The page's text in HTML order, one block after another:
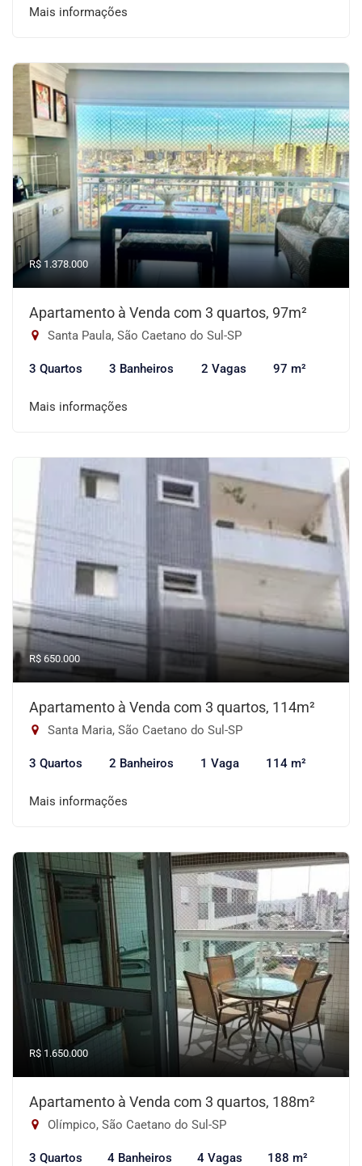
Mais informações
R$ 1.378.000
Apartamento à Venda com 3 quartos, 97m²
Santa Paula, São Caetano do Sul-SP
3 Quartos 3 Banheiros 2 Vagas 97 m²
Mais informações
R$ 650.000
Apartamento à Venda com 3 quartos, 114m²
Santa Maria, São Caetano do Sul-SP
3 Quartos 2 Banheiros 1 Vaga 114 m²
Mais informações
R$ 1.650.000
Apartamento à Venda com 3 quartos, 188m²
Olímpico, São Caetano do Sul-SP
3 Quartos 4 Banheiros 4 Vagas 188 m²